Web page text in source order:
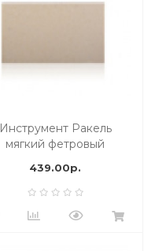
Инструмент Ракель
мягкий фетровый
439.00р.